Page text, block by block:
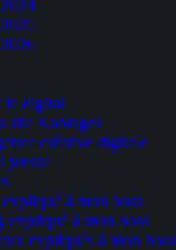
le digital
site Kablages
créative digitale
presse
à mon boss
expliqué à mon boss
expliqués à mon boss